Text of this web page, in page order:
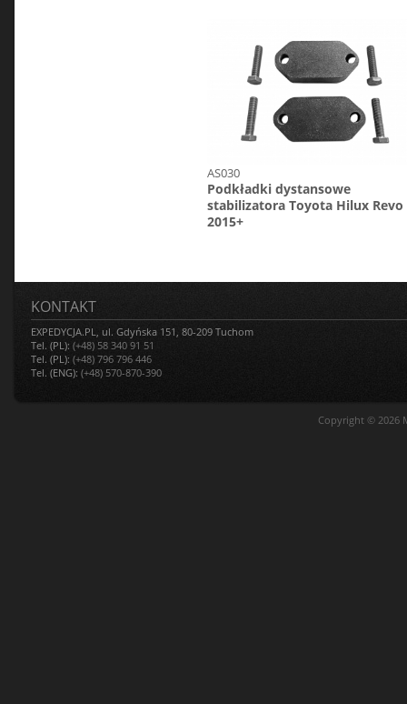
AS030
Podkładki dystansowe
stabilizatora Toyota Hilux Revo
2015+
KONTAKT
EXPEDYCJA.PL, ul. Gdyńska 151, 80-209 Tuchom
Tel. (PL): (+48) 58 340 91 51
Tel. (PL): (+48) 796 796 446
Tel. (ENG): (+48) 570-870-390
Copyright © 2026